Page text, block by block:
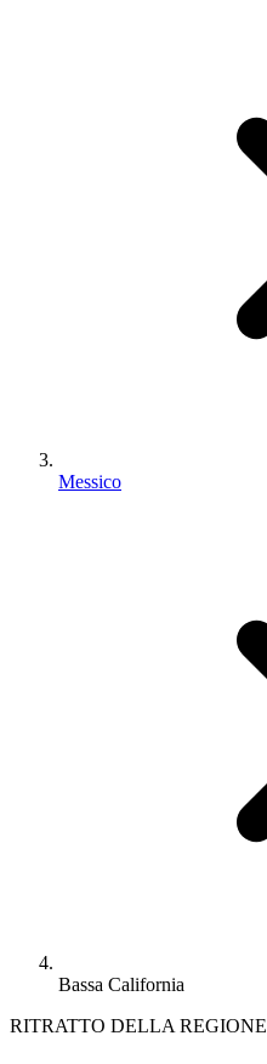
Messico
Bassa California
RITRATTO DELLA REGIONE